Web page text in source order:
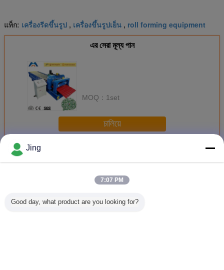
แท็ก: เครื่องรีดขึ้นรูป , เครื่องขึ้นรูปเย็น , roll forming equipment
এর সেরা মূল্য পান
MOQ： 1set
চালিয়ে
มากกว่าเครื่องเคลือบกระเบื้องมุงหลังคา
Jing
7:07 PM
Good day, what product are you looking for?